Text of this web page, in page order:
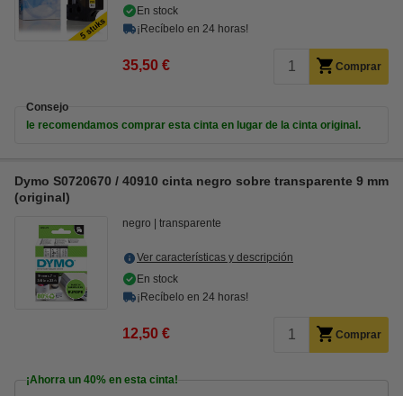
En stock
¡Recíbelo en 24 horas!
35,50 € Comprar
Consejo
le recomendamos comprar esta cinta en lugar de la cinta original.
Dymo S0720670 / 40910 cinta negro sobre transparente 9 mm
(original)
negro transparente
Ver características y descripción
En stock
¡Recíbelo en 24 horas!
12,50 € Comprar
¡Ahorra un 40% en esta cinta!